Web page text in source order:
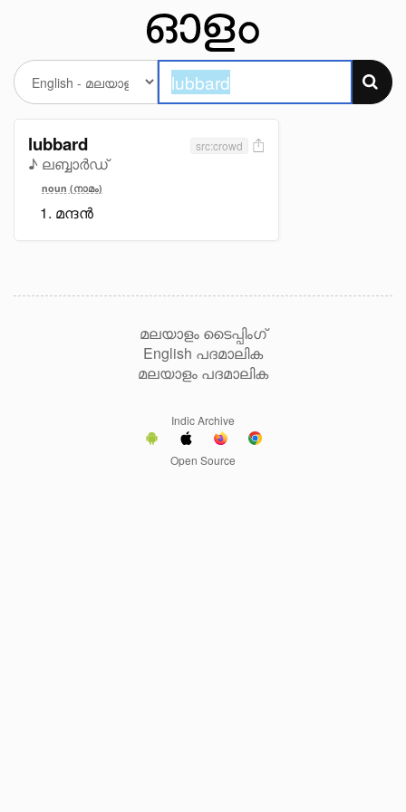
lubbard
♪ ലബ്ബാർഡ്
src:crowd
noun (നാമം)
മന്ദൻ
മലയാളം ടൈപ്പിംഗ്
English പദമാലിക
മലയാളം പദമാലിക
Indic Archive
Open Source